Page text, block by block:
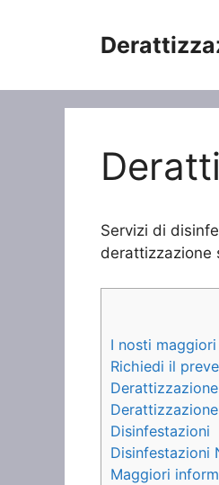
Servizi di
derattizzazione
I nosti
Richiedi il
Derattizzazione
Disinfestazioni
Disinfestazioni
Maggiori